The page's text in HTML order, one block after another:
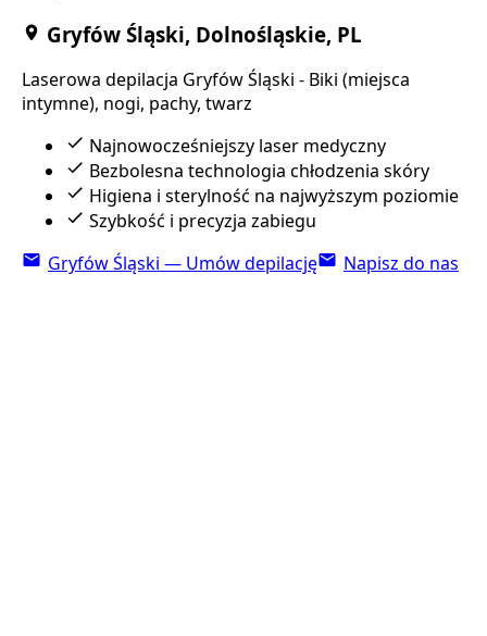
Gryfów Śląski, Dolnośląskie, PL
Laserowa depilacja Gryfów Śląski - Biki (miejsca
intymne), nogi, pachy, twarz
Najnowocześniejszy laser medyczny
Bezbolesna technologia chłodzenia skóry
Higiena i sterylność na najwyższym poziomie
Szybkość i precyzja zabiegu
Gryfów Śląski — Umów depilację
Napisz do nas